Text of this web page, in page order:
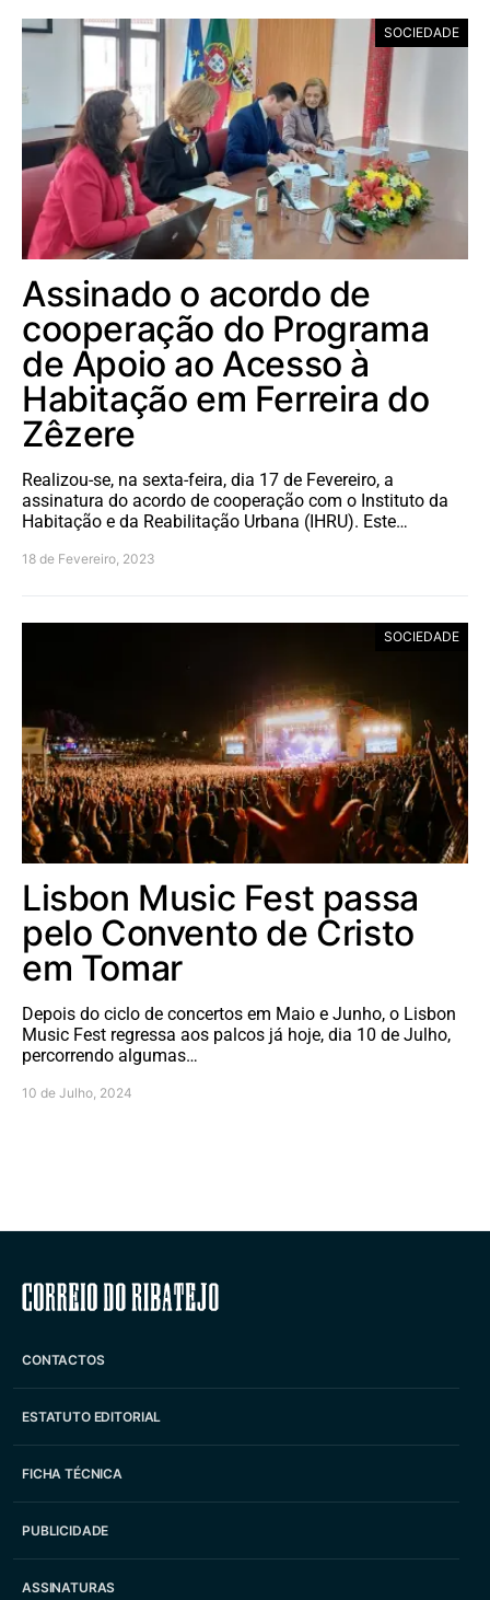
SOCIEDADE
Assinado o acordo de
cooperação do Programa
de Apoio ao Acesso à
Habitação em Ferreira do
Zêzere
Realizou-se, na sexta-feira, dia 17 de Fevereiro, a
assinatura do acordo de cooperação com o Instituto da
Habitação e da Reabilitação Urbana (IHRU). Este…
18 de Fevereiro, 2023
SOCIEDADE
Lisbon Music Fest passa
pelo Convento de Cristo
em Tomar
Depois do ciclo de concertos em Maio e Junho, o Lisbon
Music Fest regressa aos palcos já hoje, dia 10 de Julho,
percorrendo algumas…
10 de Julho, 2024
Correio do Ribatejo
CONTACTOS
ESTATUTO EDITORIAL
FICHA TÉCNICA
PUBLICIDADE
ASSINATURAS